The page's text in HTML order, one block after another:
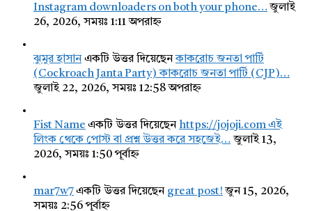
Instagram downloaders on both your phone… জুলাই
26, 2026, সময়ঃ 1:11 অপরাহ্ন
ঝুমুর হাসানএকটি উত্তর দিয়েছেনকাকরোচ জনতা পার্টি
(Cockroach Janta Party) কাকরোচ জনতা পার্টি (CJP)…
জুলাই 22, 2026, সময়ঃ 12:58 অপরাহ্ন
Fist Name একটি উত্তর দিয়েছেন https://jojoji.com এই
লিংক থেকে পোস্ট বা প্রশ্ন উত্তর করে সহজেই… জুলাই 13,
2026, সময়ঃ 1:50 পূর্বাহ্ন
mar7w7একটি উত্তর দিয়েছেন great post! জুন 15, 2026,
সময়ঃ 2:56 পূর্বাহ্ন